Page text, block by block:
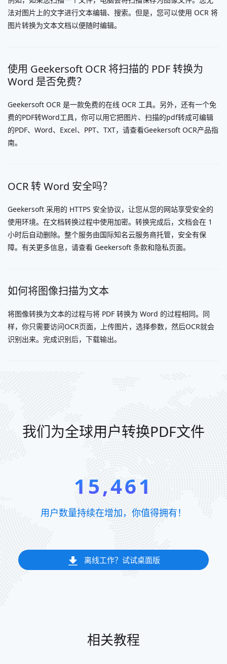
法对图片上的文字进行文本编辑、搜索。但是，您可以使用 OCR 将
图片转换为文本文档以便随时编辑。
使用 Geekersoft OCR 将扫描的 PDF 转换为
Word 是否免费？
Geekersoft OCR 是一款免费的在线 OCR 工具。 另外，还有一个免
费的PDF转Word工具，你可以用它把图片、扫描的pdf转成可编辑
的PDF、Word、Excel、PPT、TXT，请查看Geekersoft OCR产品指
南。
OCR 转 Word 安全吗？
Geekersoft 采用的 HTTPS 安全协议，让您从您的网站享受安全的
使用环境。在文档转换过程中使用加密。转换完成后，文档会在 1
小时后自动删除。整个服务由国际知名云服务商托管，安全有保
障。有关更多信息，请查看 Geekersoft 条款和隐私页面。
如何将图像扫描为文本
将图像转换为文本的过程与将 PDF 转换为 Word 的过程相同。同
样，你只需要访问OCR页面，上传图片，选择参数，然后OCR就会
识别出来。完成识别后，下载输出。
我们为全球用户转换PDF文件
15,461
用户数量持续在增加，你值得拥有！
离线工作？试试桌面版
相关教程